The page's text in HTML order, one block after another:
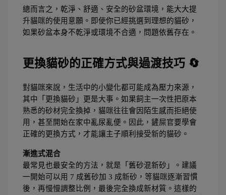
總而言之，乾淨、舒適、安全的砂盆環境，能大大提
升貓咪的使用意願。即使你已經挑選到理想的貓砂，
如果砂盆本身不乾淨或環境不合適，問題依舊存在。
更換貓砂的正確方式與過渡技巧 🔄
對貓咪來說，生活中的小變化都可能成為壓力來源，
其中「更換貓砂」更是大事。如果飼主一次性把原本
熟悉的砂材完全換掉，貓咪往往會因陌生感而拒絕使
用，甚至開始在家中亂尿亂便。因此，鏟屎官要學會
正確的更換方式，才能讓主子順利接受新的貓砂。
漸進式混合
最常見也最安全的方法，就是「舊砂混新砂」。建議
一開始可以用 7 成舊砂加 3 成新砂，等貓咪逐漸習慣
後，再慢慢調整比例，最後完全換成新材質。這樣的